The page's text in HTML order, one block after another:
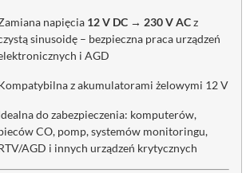
napięcia 12 V DC → 230 V ACz
sinusoidę – bezpieczna praca urządzeń
i AGD
z akumulatorami żelowymi 12 V
do zabezpieczenia: komputerów,
CO, pomp, systemów monitoringu,
AGD i innych urządzeń krytycznych